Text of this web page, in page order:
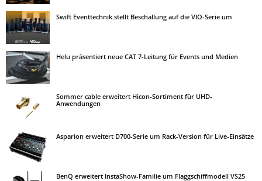
Swift Eventtechnik stellt Beschallung auf die VIO-Serie um
Helu präsentiert neue CAT 7-Leitung für Events und Medien
Sommer cable erweitert Hicon-Sortiment für UHD-
Anwendungen
Asparion erweitert D700-Serie um Rack-Version für Live-Einsätze
BenQ erweitert InstaShow-Familie um Flaggschiffmodell VS25